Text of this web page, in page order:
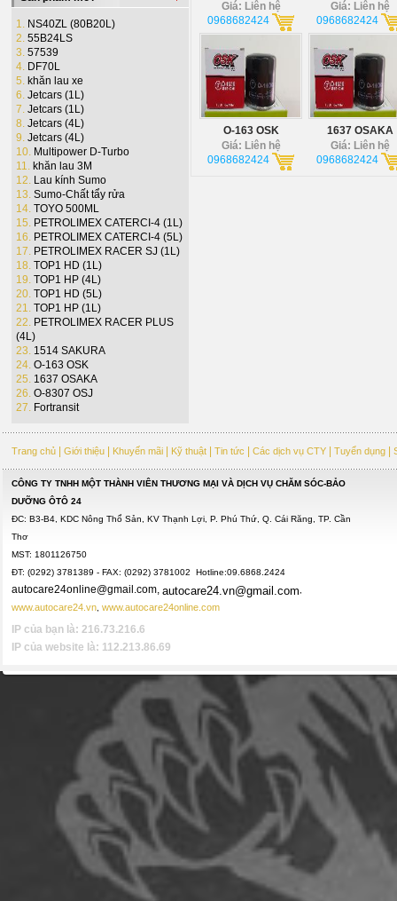
1. NS40ZL (80B20L)
2. 55B24LS
3. 57539
4. DF70L
5. khăn lau xe
6. Jetcars (1L)
7. Jetcars (1L)
8. Jetcars (4L)
9. Jetcars (4L)
10. Multipower D-Turbo
11. khăn lau 3M
12. Lau kính Sumo
13. Sumo-Chất tẩy rửa
14. TOYO 500ML
15. PETROLIMEX CATERCI-4 (1L)
16. PETROLIMEX CATERCI-4 (5L)
17. PETROLIMEX RACER SJ (1L)
18. TOP1 HD (1L)
19. TOP1 HP (4L)
20. TOP1 HD (5L)
21. TOP1 HP (1L)
22. PETROLIMEX RACER PLUS
(4L)
23. 1514 SAKURA
24. O-163 OSK
25. 1637 OSAKA
26. O-8307 OSJ
27. Fortransit
Giá: Liên hệ
0968682424
Giá: Liên hệ
0968682424
O-163 OSK
Giá: Liên hệ
0968682424
1637 OSAKA
Giá: Liên hệ
0968682424
Trang chủ Giới thiệu Khuyến mãi Kỹ thuật Tin tức Các dịch vụ CTY Tuyển dụng
CÔNG TY TNHH MỘT THÀNH VIÊN THƯƠNG MẠI VÀ DỊCH VỤ CHĂM SÓC-BẢO
DƯỠNG ÔTÔ 24
ĐC: B3-B4, KDC Nông Thổ Sản, KV Thạnh Lợi, P. Phú Thứ, Q. Cái Răng, TP. Cần
Thơ
MST: 1801126750
ĐT: (0292) 3781389 - FAX: (0292) 3781002 Hotline:09.6868.2424
autocare24online@gmail.com, autocare24.vn@gmail.com
www.autocare24.vn www.autocare24online.com
IP của bạn là: 216.73.216.6
IP của website là: 112.213.86.69